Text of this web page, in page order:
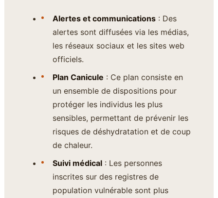
Alertes et communications: Des
alertes sont diffusées via les médias,
les réseaux sociaux et les sites web
officiels.
Plan Canicule : Ce plan consiste en
un ensemble de dispositions pour
protéger les individus les plus
sensibles, permettant de prévenir les
risques de déshydratation et de coup
de chaleur.
Suivi médical: Les personnes
inscrites sur des registres de
population vulnérable sont plus